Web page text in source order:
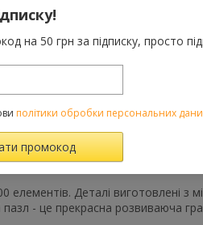
Відгуки(0)
500 елементів.
елементів. Деталі виготовлені з
пазл - це прекрасна розвиваюча
на 50 грн за підписку, просто
політики обробки персональних